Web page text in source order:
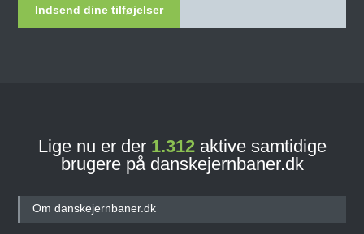
Indsend dine tilføjelser
Lige nu er der 1.312aktive samtidige
brugere på danskejernbaner.dk
Om danskejernbaner.dk